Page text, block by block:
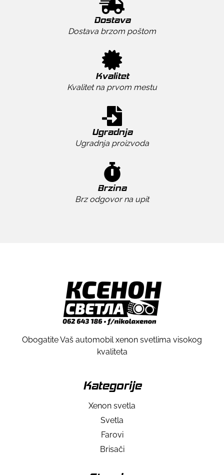
Dostava
Dostava brzom poštom
Kvalitet
Kvalitet na prvom mestu
Ugradnja
Ugradnja proizvoda
Brzina
Brz odgovor na upit
Obogatite Vaš automobil xenon svetlima visokog
kvaliteta
Kategorije
Xenon svetla
Svetla
Farovi
Brisači